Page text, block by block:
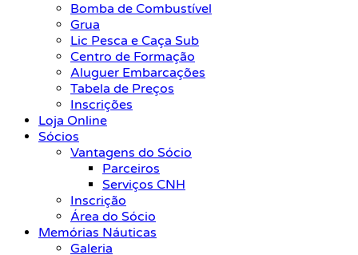
Bomba de Combustível
Grua
Lic Pesca e Caça Sub
Centro de Formação
Aluguer Embarcações
Tabela de Preços
Inscrições
Loja Online
Sócios
Vantagens do Sócio
Parceiros
Serviços CNH
Inscrição
Área do Sócio
Memórias Náuticas
Galeria